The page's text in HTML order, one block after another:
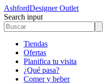
AshfordDesigner Outlet
Search input
Tiendas
Ofertas
Planifica tu visita
¿Qué pasa?
Comer y beber